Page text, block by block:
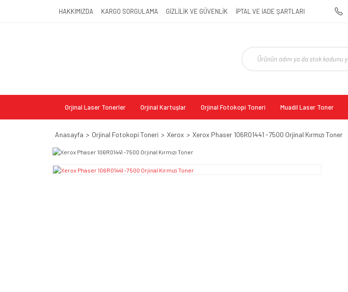
HAKKIMIZDA KARGO SORGULAMA GİZLİLİK VE GÜVENLİK İPTAL VE İADE ŞARTLARI
Orjinal Laser Tonerler Orjinal Kartuşlar Orjinal Fotokopi Toneri Muadil Laser Toner
Anasayfa Orjinal Fotokopi Toneri Xerox Xerox Phaser 106R01441 -7500 Orjinal Kırmızı Toner